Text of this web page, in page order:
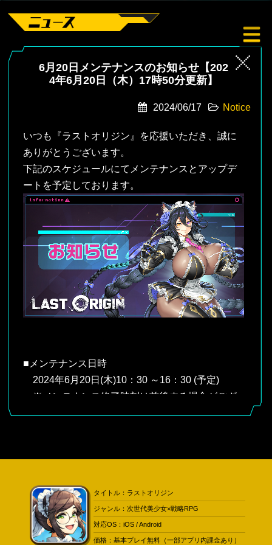
6月20日メンテナンスのお知らせ【202
4年6月20日（木）17時50分更新】
2024/06/17 Notice
いつも『ラストオリジン』を応援いただき、誠に
ありがとうございます。
下記のスケジュールにてメンテナンスとアップデ
ートを予定しております。
■メンテナンス日時
2024年6月20日(木)10：30 ～16：30 (予定)
※メンテナンス終了時刻は前後する場合がござ
います。
戦闘中の場合、出撃時の資源は返却されませ
ていただきますようお願いいたします。
※iOS版のゲストアカウントでプレイ中に強制的
なログアウトが発生した場合、
タイトル：ラストオリジン
ジャンル：次世代美少女×戦略RPG
対応OS：iOS / Android
価格：基本プレイ無料（一部アプリ内課金あり）